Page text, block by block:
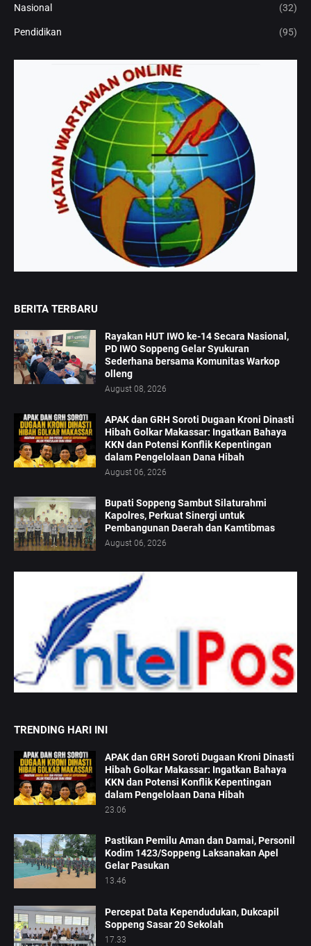
Nasional (32)
Pendidikan (95)
BERITA TERBARU
Rayakan HUT IWO ke-14 Secara Nasional,
PD IWO Soppeng Gelar Syukuran
Sederhana bersama Komunitas Warkop
olleng
August 08, 2026
APAK dan GRH Soroti Dugaan Kroni Dinasti
Hibah Golkar Makassar: Ingatkan Bahaya
KKN dan Potensi Konflik Kepentingan
dalam Pengelolaan Dana Hibah
August 06, 2026
Bupati Soppeng Sambut Silaturahmi
Kapolres, Perkuat Sinergi untuk
Pembangunan Daerah dan Kamtibmas
August 06, 2026
TRENDING HARI INI
APAK dan GRH Soroti Dugaan Kroni Dinasti
Hibah Golkar Makassar: Ingatkan Bahaya
KKN dan Potensi Konflik Kepentingan
dalam Pengelolaan Dana Hibah
23.06
Pastikan Pemilu Aman dan Damai, Personil
Kodim 1423/Soppeng Laksanakan Apel
Gelar Pasukan
13.46
Percepat Data Kependudukan, Dukcapil
Soppeng Sasar 20 Sekolah
17.33